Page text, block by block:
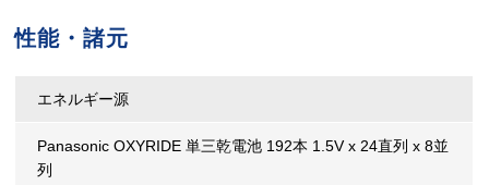
性能・諸元
エネルギー源
Panasonic OXYRIDE 単三乾電池 192本 1.5V x 24直列 x 8並
列